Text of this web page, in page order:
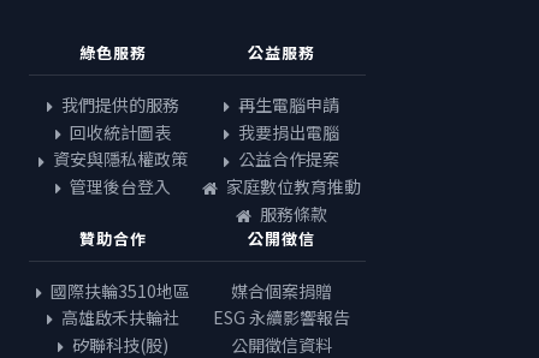
綠色服務
我們提供的服務
回收統計圖表
資安與隱私權政策
管理後台登入
公益服務
再生電腦申請
我要捐出電腦
公益合作提案
家庭數位教育推動
服務條款
贊助合作
國際扶輪3510地區
高雄啟禾扶輪社
矽聯科技(股)
公開徵信
媒合個案捐贈
ESG 永續影響報告
公開徵信資料